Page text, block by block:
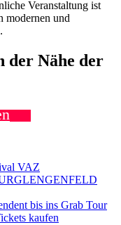
Veranstaltung ist
modernen und
der Nähe der
VAZ
bis ins Grab Tour
kaufen